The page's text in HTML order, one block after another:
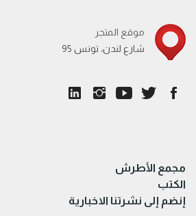
موقع المتجر
95 شارع لندن، تونس
مجمع الأطرش
الكتب
إنضم إلى نشرتنا الاخبارية